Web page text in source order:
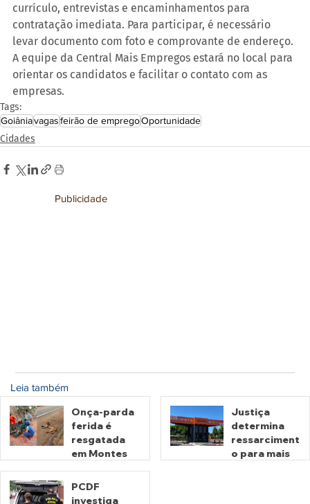
currículo, entrevistas e encaminhamentos para
contratação imediata. Para participar, é necessário
levar documento com foto e comprovante de endereço.
A equipe da Central Mais Empregos estará no local para
orientar os candidatos e facilitar o contato com as
empresas.
Tags:
Goiâniavagasfeirão de empregoOportunidade
Cidades
Publicidade
Leia também
Onça-parda
ferida é
resgatada
em Montes
Goiás
Justiça
determina
ressarciment
o para mais
PCDF
investiga